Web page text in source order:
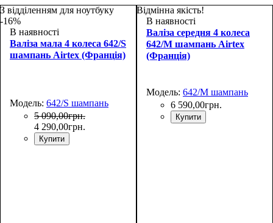
З відділенням для ноутбуку
-16%
В наявності
Валіза мала 4 колеса 642/S
шампань Airtex (Франція)
Модель: 642/S шампань
5 090,00грн.
4 290,00грн.
Купити
Відмінна якість!
В наявності
Валіза середня 4 колеса
642/M шампань Airtex
(Франція)
Модель: 642/M шампань
6 590,00грн.
Купити